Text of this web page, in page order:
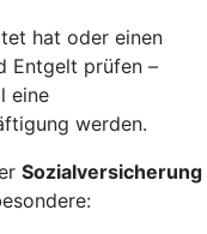
hat oder einen
Entgelt prüfen –
eine
werden.
Sozialversicherung